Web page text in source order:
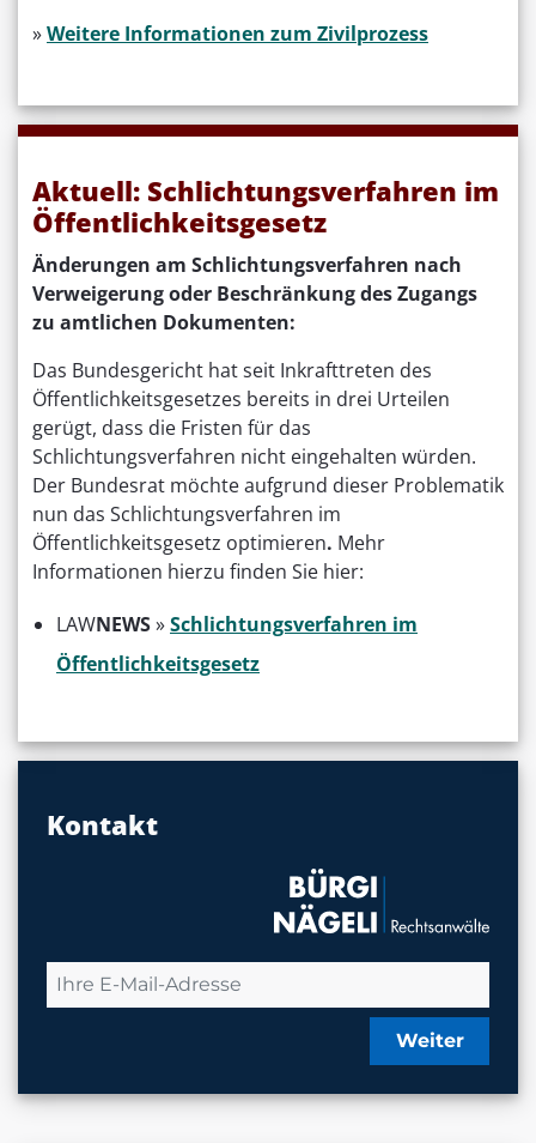
»Weitere Informationen zum Zivilprozess
Aktuell: Schlichtungsverfahren im
Öffentlichkeitsgesetz
Änderungen am Schlichtungsverfahren nach
Verweigerung oder Beschränkung des Zugangs
zu amtlichen Dokumenten:
Das Bundesgericht hat seit Inkrafttreten des
Öffentlichkeitsgesetzes bereits in drei Urteilen
gerügt, dass die Fristen für das
Schlichtungsverfahren nicht eingehalten würden.
Der Bundesrat möchte aufgrund dieser Problematik
nun das Schlichtungsverfahren im
Öffentlichkeitsgesetz optimieren. Mehr
Informationen hierzu finden Sie hier:
LAWNEWS»Schlichtungsverfahren im
Öffentlichkeitsgesetz
Kontakt
Weiter